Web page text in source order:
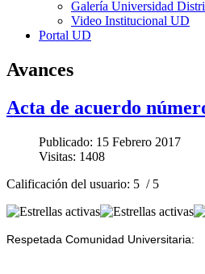
Galería Universidad
Video Institucional UD
Portal UD
Avances
Acta de acuerdo
Publicado: 15 Febrero 2017
Visitas: 1408
Calificación del usuario: 5 / 5
Respetada Comunidad Universitaria: